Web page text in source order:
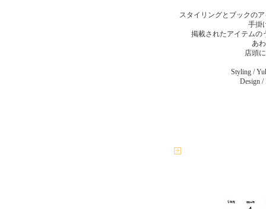
スタイリングとブックのア
手掛
掲載されたアイテムの
あ
店頭
Styling /
Design /